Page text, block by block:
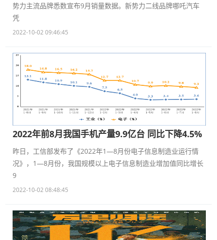
势力主流品牌悉数宣布9月销量数据。新势力二线品牌哪吒汽车
凭
2022-10-02 09:46:45
2022年前8月我国手机产量9.9亿台 同比下降4.5%
昨日，工信部发布了《2022年1—8月份电子信息制造业运行情
况》，1—8月份，我国规模以上电子信息制造业增加值同比增长
9
2022-10-02 08:48:45